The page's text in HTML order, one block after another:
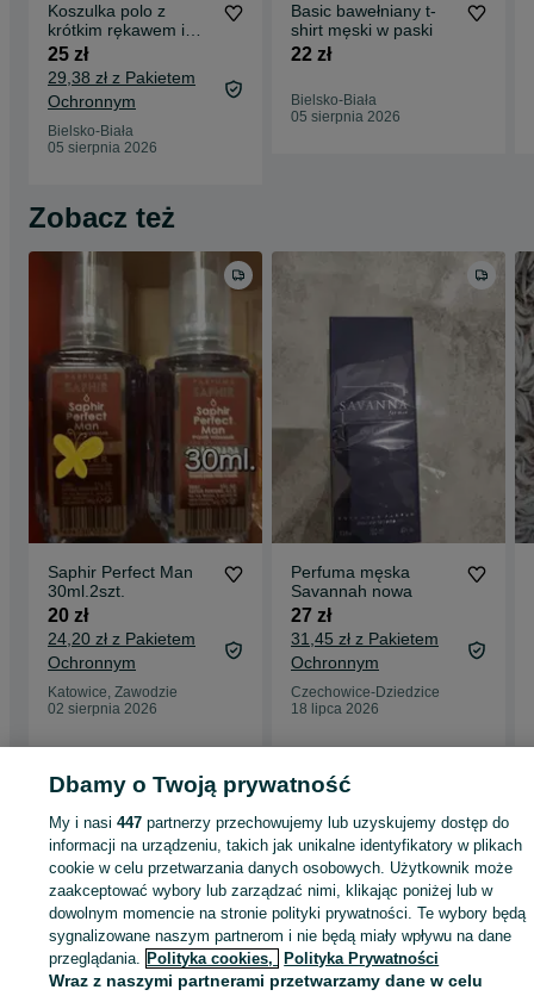
Koszulka polo z
krótkim rękawem i
kołnierzykiem
bawełna
25 zł
29,38 zł z Pakietem
Ochronnym
Bielsko-Biała
05 sierpnia 2026
Basic bawełniany t-
shirt męski w paski
22 zł
Bielsko-Biała
05 sierpnia 2026
Zobacz też
Saphir Perfect Man
30ml.2szt.
20 zł
24,20 zł z Pakietem
Ochronnym
Katowice, Zawodzie
02 sierpnia 2026
Perfuma męska
Savannah nowa
27 zł
31,45 zł z Pakietem
Ochronnym
Czechowice-Dziedzice
18 lipca 2026
Strona główna Zdrowie i Uroda Perfumy Dla kobiet
perfumowane - Podgórze Duchackie
KATEGORIA
ID:1075696617 Wyświetlenia:
Dbamy o Twoją prywatność
My i nasi447 partnerzy przechowujemy lub uzyskujemy dostęp do
informacji na urządzeniu, takich jak unikalne identyfikatory w plikach
cookie w celu przetwarzania danych osobowych. Użytkownik może
zaakceptować wybory lub zarządzać nimi, klikając poniżej lub w
dowolnym momencie na stronie polityki prywatności. Te wybory będą
sygnalizowane naszym partnerom i nie będą miały wpływu na dane
przeglądania. Polityka cookies, Polityka Prywatności
Wraz z naszymi partnerami przetwarzamy dane w celu